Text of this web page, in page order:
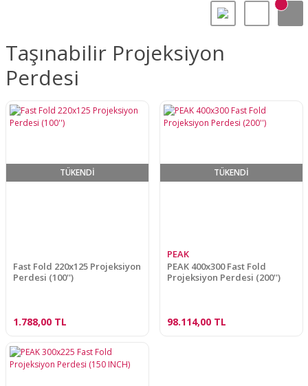
Taşınabilir Projeksiyon
Perdesi
TÜKENDİ
Fast Fold 220x125 Projeksiyon
Perdesi (100'')
1.788,00 TL
TÜKENDİ
PEAK
PEAK 400x300 Fast Fold
Projeksiyon Perdesi (200'')
98.114,00 TL